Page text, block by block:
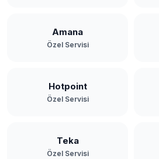
Amana
Özel Servisi
Hotpoint
Özel Servisi
Teka
Özel Servisi